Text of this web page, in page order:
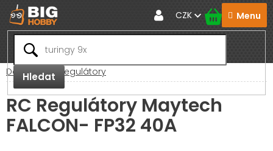
Přejít
na
obsah
Hledat
CZK
Domů RC Regulátory
RC Regulátory Maytech
FALCON- FP32 40A